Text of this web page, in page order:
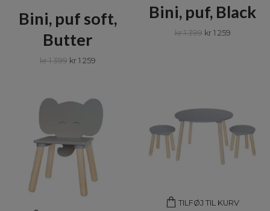
Bini, puf soft,
Butter
kr 1 399 kr 1 259
Bini, puf, Black
kr 1 399 kr 1 259
TILFØJ TIL KURV